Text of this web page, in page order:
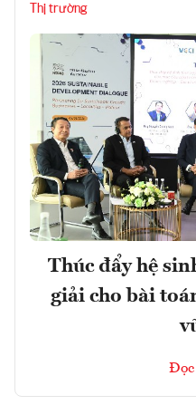
Thị trường
Thúc đẩy hệ
giải cho bài
Đọc